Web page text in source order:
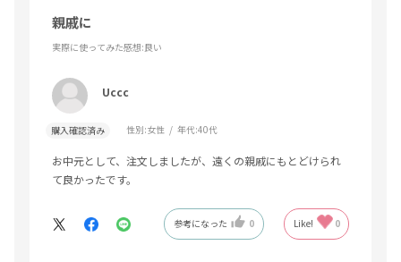
親戚に
実際に使ってみた感想:良い
Uccc
購入確認済み 性別:女性 年代:40代
お中元として、注文しましたが、遠くの親戚にもとどけられ
て良かったです。
参考になった 0 Like! 0